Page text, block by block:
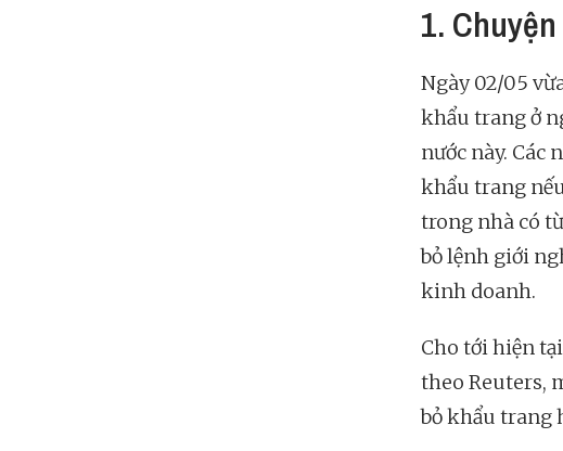
1.
Ngày 02/05
khẩu trang ở
nước này. Các
khẩu trang
trong nhà có
bỏ lệnh giới
kinh doanh.
Cho tới hiện
theo Reuters,
bỏ khẩu trang